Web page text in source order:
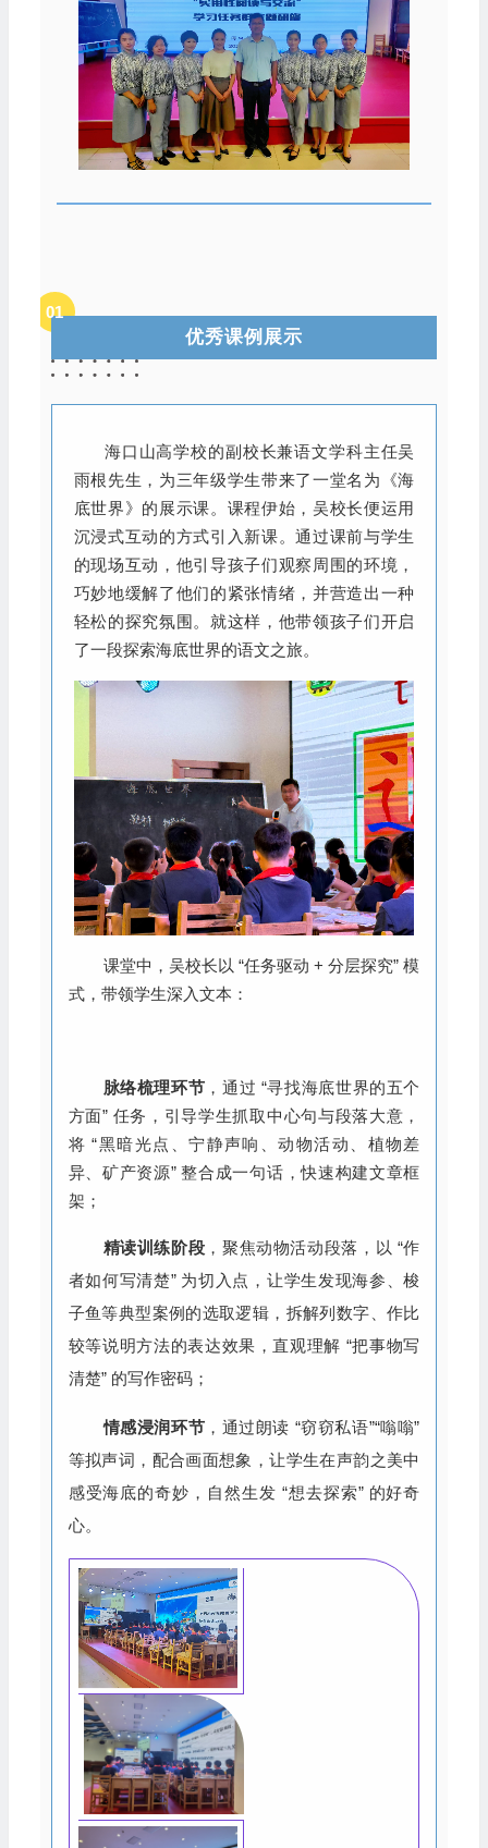
01
优秀课例展示
海口山高学校的副校长兼语文学科主任吴
雨根先生，为三年级学生带来了一堂名为《海
底世界》的展示课。课程伊始，吴校长便运用
沉浸式互动的方式引入新课。通过课前与学生
的现场互动，他引导孩子们观察周围的环境，
巧妙地缓解了他们的紧张情绪，并营造出一种
轻松的探究氛围。就这样，他带领孩子们开启
了一段探索海底世界的语文之旅。
课堂中，吴校长以 “任务驱动 + 分层探究” 模
式，带领学生深入文本：
脉络梳理环节 ，通过 “寻找海底世界的五个
方面” 任务，引导学生抓取中心句与段落大意，
将 “黑暗光点、宁静声响、动物活动、植物差
异、矿产资源” 整合成一句话，快速构建文章框
架；
精读训练阶段 ，聚焦动物活动段落，以 “作
者如何写清楚” 为切入点，让学生发现海参、梭
子鱼等典型案例的选取逻辑，拆解列数字、作比
较等说明方法的表达效果，直观理解 “把事物写
清楚” 的写作密码；
情感浸润环节 ，通过朗读 “窃窃私语”“嗡嗡”
等拟声词，配合画面想象，让学生在声韵之美中
感受海底的奇妙，自然生发 “想去探索” 的好奇
心。